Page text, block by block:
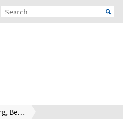
VG Würzburg, Beschluss vom 15.07.2022 – W 2 E 22.1181